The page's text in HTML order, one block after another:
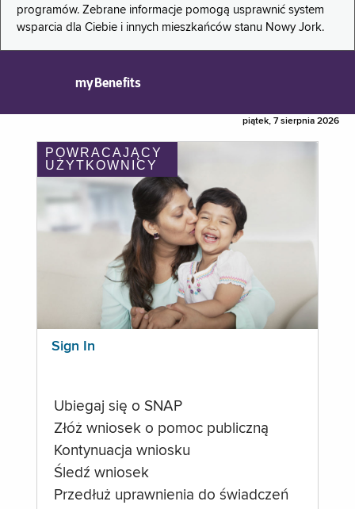
programów. Zebrane informacje pomogą usprawnić system
wsparcia dla Ciebie i innych mieszkańców stanu Nowy Jork.
myBenefits
piątek, 7 sierpnia 2026
POWRACAJĄCY
UŻYTKOWNICY
Sign In
Ubiegaj się o SNAP
Złóż wniosek o pomoc publiczną
Kontynuacja wniosku
Śledź wniosek
Przedłuż uprawnienia do świadczeń